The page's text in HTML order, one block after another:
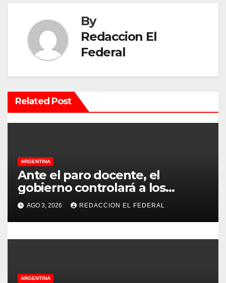
g
a
i
ó
n
e
e
n
a
By
Redaccion El
Federal
Related Post
ARGENTINA
Ante el paro docente, el
gobierno controlará a los
colegios para que cumplan el
75% de cobertura presencial
AGO 3, 2026 REDACCION EL FEDERAL
ARGENTINA